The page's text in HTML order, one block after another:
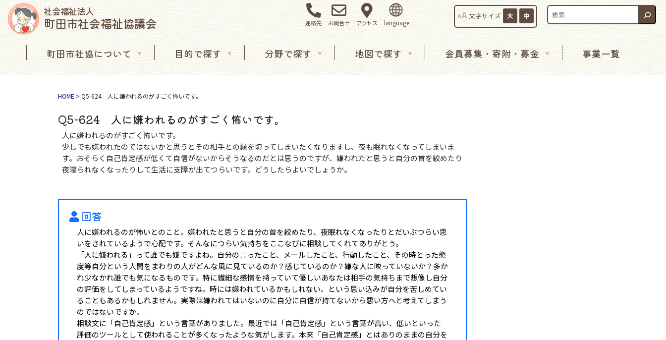
社会福祉法人
町田市社会福祉協議会 AA文字サイズ 大 中
検索:
連絡先 お問合せ アクセス
コンテンツへスキップ
メインナビゲーション
町田市社協について 目的で探す 分野で探す 地図で探す 会員募集・寄附・募金 事業一覧
HOME > Q5-624 人に嫌われるのがすごく怖いです。
Q5-624 人に嫌われるのがすごく怖いです。
人に嫌われるのがすごく怖いです。
少しでも嫌われたのではないかと思うとその相手との縁を切ってしまいたくなりますし、夜も眠れなくなってしまいま
す。おそらく自己肯定感が低くて自信がないからそうなるのだとは思うのですが、嫌われたと思うと自分の首を絞めたり
夜寝られなくなったりして生活に支障が出てつらいです。どうしたらよいでしょうか。
回答
人に嫌われるのが怖いとのこと。嫌われたと思うと自分の首を絞めたり、夜眠れなくなったりとだいぶつらい思
いをされているようで心配です。そんなにつらい気持ちをここなびに相談してくれてありがとう。
「人に嫌われる」って誰でも嫌ですよね。自分の言ったこと、メールしたこと、行動したこと、その時とった態
度等自分という人間をまわりの人がどんな風に見ているのか？感じているのか？嫌な人に映っていないか？多か
れ少なかれ誰でも気になるものです。特に繊細な感情を持っていて優しいあなたは相手の気持ちまで想像し自分
の評価をしてしまっているようですね。時には嫌われているかもしれない、という思い込みが自分を苦しめてい
ることもあるかもしれません。実際は嫌われてはいないのに自分に自信が持てないから悪い方へと考えてしまう
のではないですか。
相談文に「自己肯定感」という言葉がありました。最近では「自己肯定感」という言葉が高い、低いといった
評価のツールとして使われることが多くなったような気がします。本来「自己肯定感」とはありのままの自分を